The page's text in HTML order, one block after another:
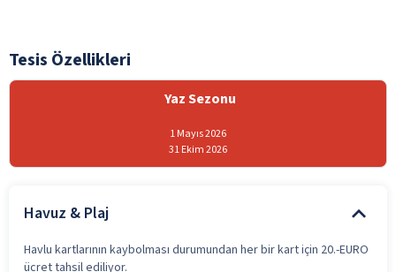
Tesis Özellikleri
Yaz Sezonu
1 Mayıs 2026
31 Ekim 2026
Havuz & Plaj
Havlu kartlarının kaybolması durumundan her bir kart için 20.-EURO
ücret tahsil ediliyor.